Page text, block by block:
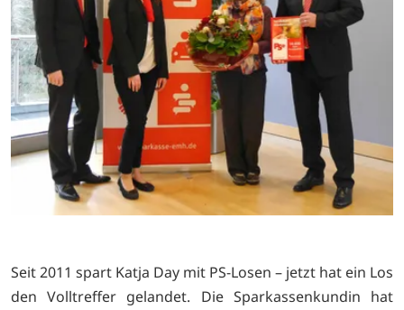
Seit 2011 spart Katja Day mit PS-Losen – jetzt hat ein Los
den Volltreffer gelandet. Die Sparkassenkundin hat